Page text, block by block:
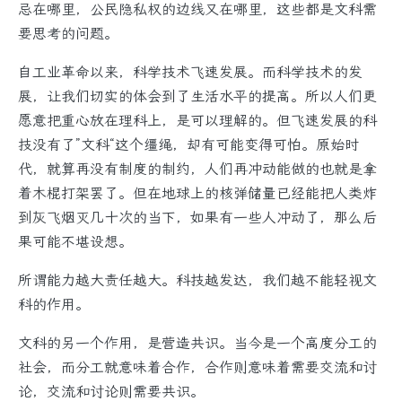
忌在哪里，公民隐私权的边线又在哪里，这些都是文科需
要思考的问题。
自工业革命以来，科学技术飞速发展。而科学技术的发
展，让我们切实的体会到了生活水平的提高。所以人们更
愿意把重心放在理科上，是可以理解的。但飞速发展的科
技没有了”文科“这个缰绳，却有可能变得可怕。原始时
代，就算再没有制度的制约，人们再冲动能做的也就是拿
着木棍打架罢了。但在地球上的核弹储量已经能把人类炸
到灰飞烟灭几十次的当下，如果有一些人冲动了，那么后
果可能不堪设想。
所谓能力越大责任越大。科技越发达，我们越不能轻视文
科的作用。
文科的另一个作用，是营造共识。当今是一个高度分工的
社会，而分工就意味着合作，合作则意味着需要交流和讨
论，交流和讨论则需要共识。